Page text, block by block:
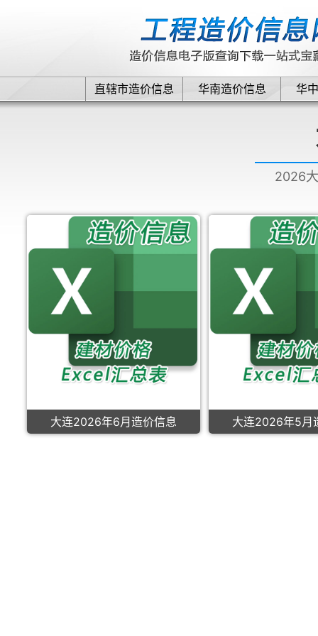
直辖市造价信息 华南造价信息 华
2026
大连2026年6月造价信息 大连2026年5月